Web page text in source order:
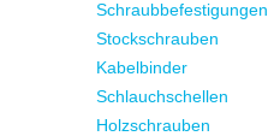
Schraubbefestigungen
Stockschrauben
Kabelbinder
Schlauchschellen
Holzschrauben